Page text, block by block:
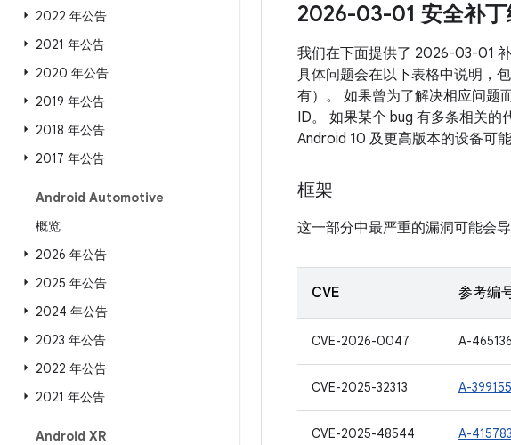
2022 年公告
2021 年公告
2020 年公告
2019 年公告
2018 年公告
2017 年公告
Android Automotive
概览
2026 年公告
2025 年公告
2024 年公告
2023 年公告
2022 年公告
2021 年公告
Android XR
2026-03-01 安全补
我们在下面提供了 2026-03-01
具体问题会在以下表格中说明，
有）。 如果曾为了解决相应问题
ID。 如果某个 bug 有多条相关
Android 10 及更高版本的设备可
框架
这一部分中最严重的漏洞可能会
CVE 参考编
CVE-2026-0047 A-
CVE-2025-32313 A-
CVE-2025-48544 A-